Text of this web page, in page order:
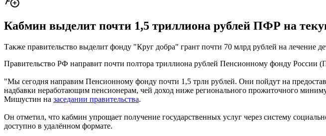
Кабмин выделит почти 1,5 триллиона рублей ПФР на
Также правительство выделит фонду "Круг добра" грант почти 70 млрд рублей на лечение
Правительство РФ направит почти полтора триллиона рублей Пенсионному фонду
"Мы сегодня направим Пенсионному фонду почти 1,5 трлн рублей. Они пойдут на
надбавки неработающим пенсионерам, чей доход ниже регионального прожиточного
Мишустин на заседании правительства.
Он отметил, что кабмин упрощает получение государственных услуг через систему
доступно в удалённом формате.